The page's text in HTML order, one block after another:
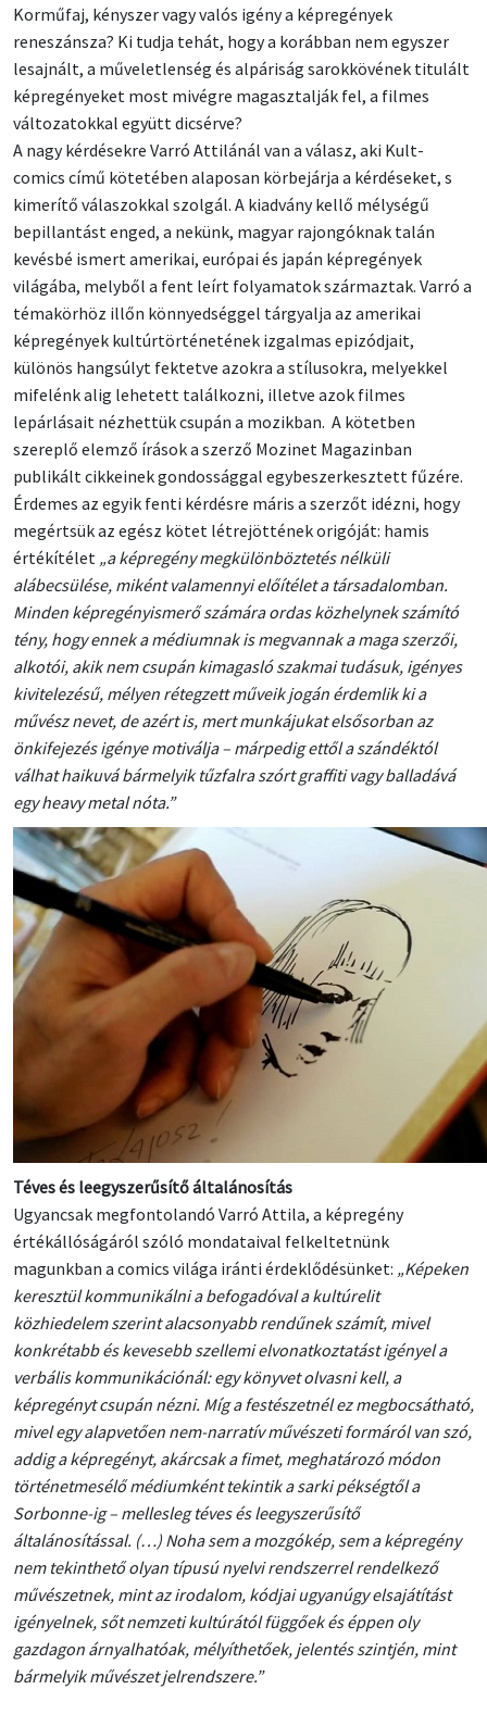
Korműfaj, kényszer vagy valós igény a képregények
reneszánsza? Ki tudja tehát, hogy a korábban nem egyszer
lesajnált, a műveletlenség és alpáriság sarokkövének titulált
képregényeket most mivégre magasztalják fel, a filmes
változatokkal együtt dicsérve?
A nagy kérdésekre Varró Attilánál van a válasz, aki Kult-
comics című kötetében alaposan körbejárja a kérdéseket, s
kimerítő válaszokkal szolgál. A kiadvány kellő mélységű
bepillantást enged, a nekünk, magyar rajongóknak talán
kevésbé ismert amerikai, európai és japán képregények
világába, melyből a fent leírt folyamatok származtak. Varró a
témakörhöz illőn könnyedséggel tárgyalja az amerikai
képregények kultúrtörténetének izgalmas epizódjait,
különös hangsúlyt fektetve azokra a stílusokra, melyekkel
mifelénk alig lehetett találkozni, illetve azok filmes
lepárlásait nézhettük csupán a mozikban. A kötetben
szereplő elemző írások a szerző Mozinet Magazinban
publikált cikkeinek gondossággal egybeszerkesztett fűzére.
Érdemes az egyik fenti kérdésre máris a szerzőt idézni, hogy
megértsük az egész kötet létrejöttének origóját: hamis
értékítélet „a képregény megkülönböztetés nélküli
alábecsülése, miként valamennyi előítélet a társadalomban.
Minden képregényismerő számára ordas közhelynek számító
tény, hogy ennek a médiumnak is megvannak a maga szerzői,
alkotói, akik nem csupán kimagasló szakmai tudásuk, igényes
kivitelezésű, mélyen rétegzett műveik jogán érdemlik ki a
művész nevet, de azért is, mert munkájukat elsősorban az
önkifejezés igénye motiválja – márpedig ettől a szándéktól
válhat haikuvá bármelyik tűzfalra szórt graffiti vagy balladává
egy heavy metal nóta.”
Téves és leegyszerűsítő általánosítás
Ugyancsak megfontolandó Varró Attila, a képregény
értékállóságáról szóló mondataival felkeltetnünk
magunkban a comics világa iránti érdeklődésünket: „Képeken
keresztül kommunikálni a befogadóval a kultúrelit
közhiedelem szerint alacsonyabb rendűnek számít, mivel
konkrétabb és kevesebb szellemi elvonatkoztatást igényel a
verbális kommunikációnál: egy könyvet olvasni kell, a
képregényt csupán nézni. Míg a festészetnél ez megbocsátható,
mivel egy alapvetően nem-narratív művészeti formáról van szó,
addig a képregényt, akárcsak a fimet, meghatározó módon
történetmesélő médiumként tekintik a sarki pékségtől a
Sorbonne-ig – mellesleg téves és leegyszerűsítő
általánosítással. (…) Noha sem a mozgókép, sem a képregény
nem tekinthető olyan típusú nyelvi rendszerrel rendelkező
művészetnek, mint az irodalom, kódjai ugyanúgy elsajátítást
igényelnek, sőt nemzeti kultúrától függőek és éppen oly
gazdagon árnyalhatóak, mélyíthetőek, jelentés szintjén, mint
bármelyik művészet jelrendszere.”